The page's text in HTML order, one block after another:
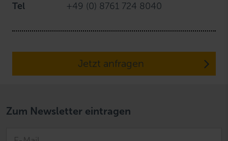
Tel
+49 (0) 8761 724 8040
Jetzt anfragen
Zum Newsletter eintragen